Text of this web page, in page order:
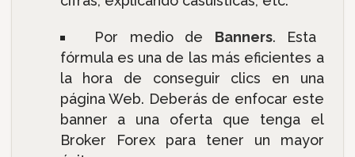
Por medio de Banners. Esta
fórmula es una de las más eficientes a
la hora de conseguir clics en una
página Web. Deberás de enfocar este
banner a una oferta que tenga el
Broker Forex para tener un mayor